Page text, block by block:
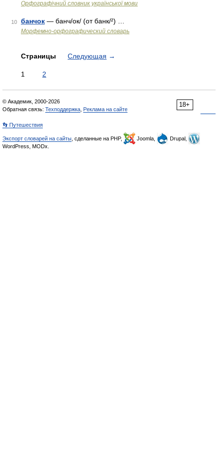
Орфографічний словник української мови
10 банчок — банч/ок/ (от банк/²) …
Морфемно-орфографический словарь
Страницы Следующая →
1 2
18+
© Академик, 2000-2026
Обратная связь: Техподдержка Реклама на сайте
👣 Путешествия
Экспорт словарей на сайты , сделанные на PHP, Joomla,
Drupal,
WordPress, MODx.